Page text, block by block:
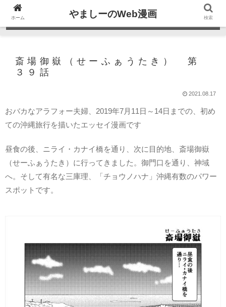
斎場御嶽（せーふぁうたき） 第
３９話
2021.08.17
おバカなアラフォー夫婦、2019年7月11日～14日までの、初め
ての沖縄旅行を描いたエッセイ漫画です
昼食の後、ニライ・カナイ橋を通り、次に目的地、斎場御嶽
（せーふぁうたき）に行ってきました。御門口を通り、神域
へ。そして有名な三庫理、「チョウノハナ」沖縄有数のパワー
スポットです。
ホーム やましーのWeb漫画 検索